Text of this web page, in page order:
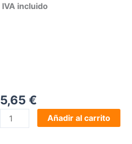
IVA incluido
5,65 €
Comprar
Membrillo
Añadir al carrito